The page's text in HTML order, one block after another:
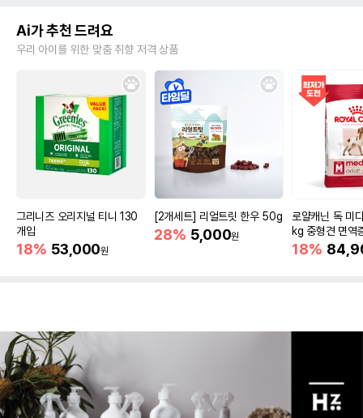
Ai가 추천 드려요
우리 아이를 위한 맞춤 취향 저격 상품
그리니즈 오리지널 티니 130
개입
18% 53,000원
[2개세트] 리얼트릿 한우 50g
28% 5,000원
로얄캐닌 독 미
kg 중형견 면역
18%